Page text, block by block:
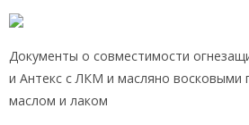
Документы о совместимости
и Антекс с ЛКМ и масляно восковыми
маслом и лаком